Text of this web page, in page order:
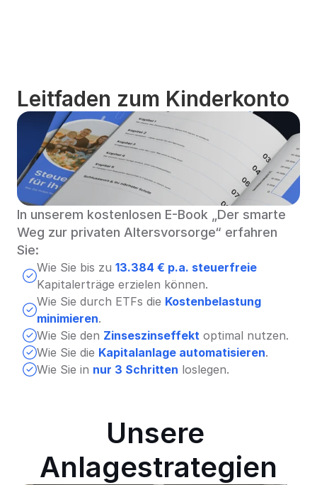
Leitfaden zum Kinderkonto
Wie Sie bis zu 13.384 € p.a. steuerfreie
Kapitalerträge erzielen können.
Wie Sie durch ETFs die Kostenbelastung
minimieren.
Wie Sie den Zinseszinseffekt optimal nutzen.
Wie Sie die Kapitalanlage automatisieren.
Wie Sie in nur 3 Schritten loslegen.
In unserem kostenlosen E-Book „Der smarte
Weg zur privaten Altersvorsorge“ erfahren
Sie:
Unsere
Anlagestrategien